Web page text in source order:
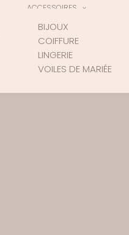
ACCESSOIRES
BIJOUX
COIFFURE
LINGERIE
VOILES DE MARIÉE